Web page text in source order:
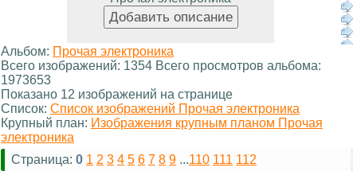
Альбом: Прочая электроника
Всего изображений: 1354 Всего просмотров альбома:
1973653
Показано 12 изображений на странице
Список: Список изображений Прочая электроника
Крупный план: Изображения крупным планом Прочая
электроника
Страница: 0 1 2 3 4 5 6 7 8 9 ...110 111 112